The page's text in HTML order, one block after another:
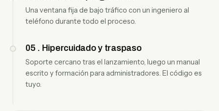
Una ventana fija de bajo tráfico con un ingeniero al
teléfono durante todo el proceso.
05 . Hipercuidado y traspaso
Soporte cercano tras el lanzamiento, luego un manual
escrito y formación para administradores. El código es
tuyo.